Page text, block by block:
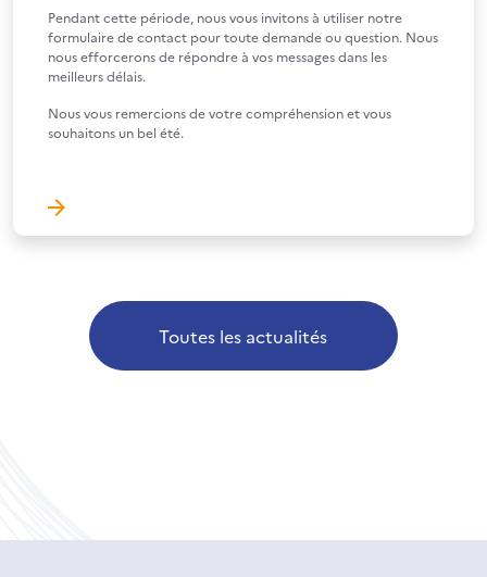
Pendant cette période, nous vous invitons à utiliser notre
formulaire de contact pour toute demande ou question. Nous
nous efforcerons de répondre à vos messages dans les
meilleurs délais.
Nous vous remercions de votre compréhension et vous
souhaitons un bel été.
Toutes les actualités